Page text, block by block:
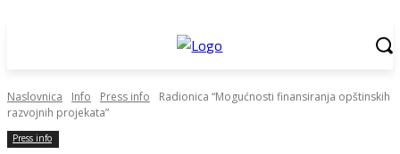
Naslovnica Info Press info
Radionica “Mogućnosti finansiranja opštinskih
razvojnih projekata”
Press info